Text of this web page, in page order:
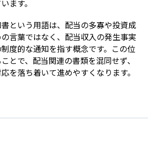
ます。
という用語は、配当の多寡や投資成
言葉ではなく、配当収入の発生事実
度的な通知を指す概念です。この位
とで、配当関連の書類を混同せず、
を落ち着いて進めやすくなります。